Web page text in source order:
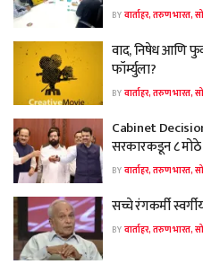
BYवार्ताहर, तरुण भारत,
वाद, निषेध आणि
फॉर्म्युला?
BYवार्ताहर, तरुण भारत,
Cabinet
सरकारकडून ८ मोठे
BYवार्ताहर, तरुण भारत,
सच्चे रंगकर्मी
BYवार्ताहर, तरुण भारत,